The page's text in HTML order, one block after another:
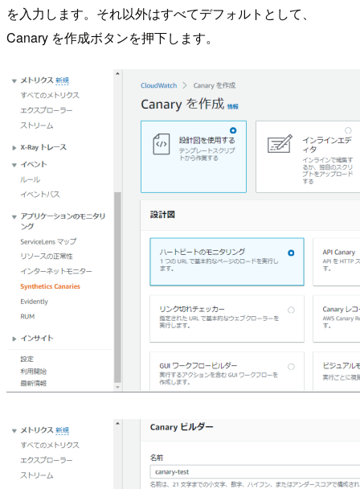
を入力します。それ以外はすべてデフォルトとして、
Canary を作成ボタンを押下します。